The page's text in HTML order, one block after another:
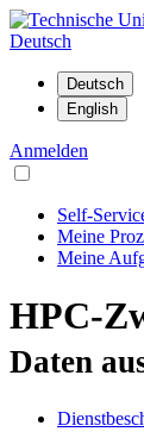
Deutsch
Anmelden
Self-
Meine
Meine
HPC-
Daten